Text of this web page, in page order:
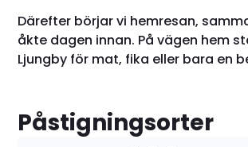
Därefter börjar vi hemresan,
åkte dagen innan. På vägen hem
Ljungby för mat, fika eller bara en
Påstigningsorter